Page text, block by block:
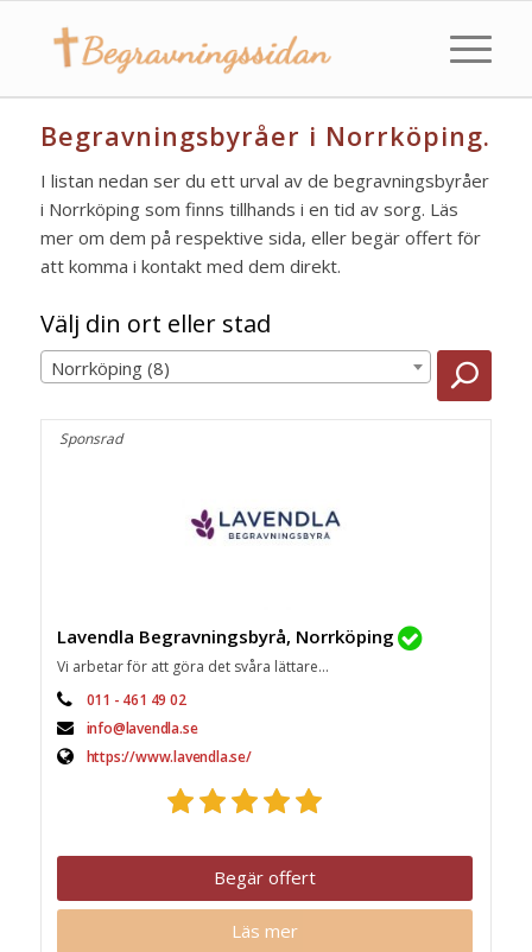
Begravningsbyråer i Norrköping.
I listan nedan ser du ett urval av de begravningsbyråer
i Norrköping som finns tillhands i en tid av sorg. Läs
mer om dem på respektive sida, eller begär offert för
att komma i kontakt med dem direkt.
Välj din ort eller stad
Norrköping (8)
Sponsrad
Lavendla Begravningsbyrå, Norrköping
Vi arbetar för att göra det svåra lättare...
011 - 461 49 02
info@lavendla.se
https://www.lavendla.se/
Begär offert
Läs mer